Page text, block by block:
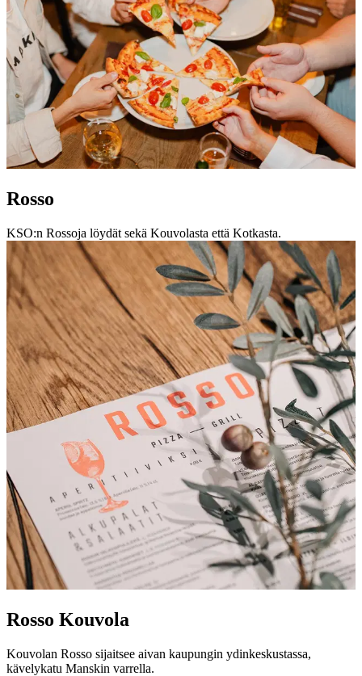
Rosso
KSO:n Rossoja löydät sekä Kouvolasta että Kotkasta.
Rosso Kouvola
Kouvolan Rosso sijaitsee aivan kaupungin ydinkeskustassa,
kävelykatu Manskin varrella.